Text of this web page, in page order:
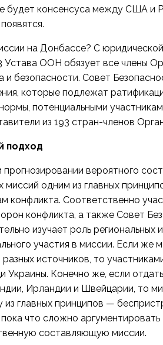
будет консенсуса между США и
на Донбассе? С юридической
Устава ООН обязует все члены
безопасности. Совет
которые подлежат
потенциальными
из 193 стран-членов
подход
вероятного
миссий одним из главных
конфликта. Соответственно
конфликта, а также Совет
изучает роль региональных
участия в миссии. Если же
источников, то
Украины. Конечно же, если
Ирландии и Швейцарии, то
главных принципов —
что сложно аргументировать
составляющую миссии.